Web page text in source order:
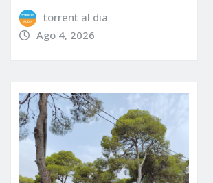
torrent al dia
Ago 4, 2026